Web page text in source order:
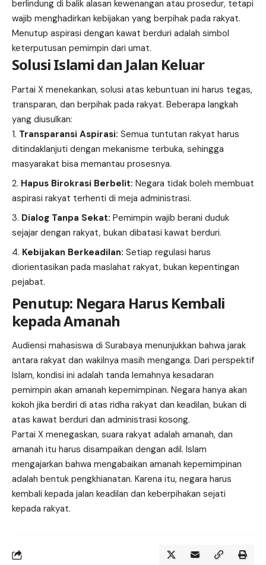
berlindung di balik alasan kewenangan atau prosedur, tetapi
wajib menghadirkan kebijakan yang berpihak pada rakyat.
Menutup aspirasi dengan kawat berduri adalah simbol
keterputusan pemimpin dari umat.
Solusi Islami dan Jalan Keluar
Partai X menekankan, solusi atas kebuntuan ini harus tegas,
transparan, dan berpihak pada rakyat. Beberapa langkah
yang diusulkan:
Transparansi Aspirasi: Semua tuntutan rakyat harus
ditindaklanjuti dengan mekanisme terbuka, sehingga
masyarakat bisa memantau prosesnya.
Hapus Birokrasi Berbelit: Negara tidak boleh membuat
aspirasi rakyat terhenti di meja administrasi.
Dialog Tanpa Sekat: Pemimpin wajib berani duduk
sejajar dengan rakyat, bukan dibatasi kawat berduri.
Kebijakan Berkeadilan: Setiap regulasi harus
diorientasikan pada maslahat rakyat, bukan kepentingan
pejabat.
Penutup: Negara Harus Kembali
kepada Amanah
Audiensi mahasiswa di Surabaya menunjukkan bahwa jarak
antara rakyat dan wakilnya masih menganga. Dari perspektif
Islam, kondisi ini adalah tanda lemahnya kesadaran
pemimpin akan amanah kepemimpinan. Negara hanya akan
kokoh jika berdiri di atas ridha rakyat dan keadilan, bukan di
atas kawat berduri dan administrasi kosong.
Partai X menegaskan, suara rakyat adalah amanah, dan
amanah itu harus disampaikan dengan adil. Islam
mengajarkan bahwa mengabaikan amanah kepemimpinan
adalah bentuk pengkhianatan. Karena itu, negara harus
kembali kepada jalan keadilan dan keberpihakan sejati
kepada rakyat.